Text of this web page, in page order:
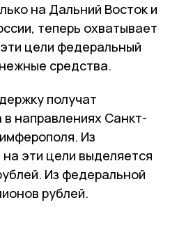
на Дальний Восток и
теперь охватывает
цели федеральный
средства.
получат
направлениях Санкт-
Из
эти цели выделяется
Из федеральной
рублей.